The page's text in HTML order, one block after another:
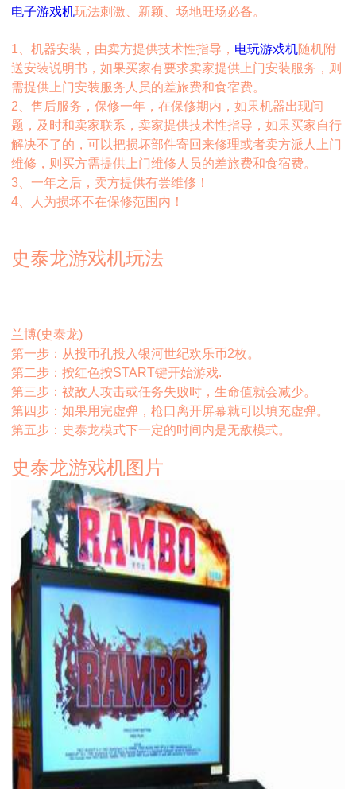
电子游戏机玩法刺激、新颖、场地旺场必备。
1 、机器安装，由卖方提供技术性指导， 电玩游戏机随机附
送安装说明书，如果买家有要求卖家提供上门安装服务，则
需提供上门安装服务人员的差旅费和食宿费。
2 、售后服务，保修一年，在保修期内，如果机器出现问
题，及时和卖家联系，卖家提供技术性指导，如果买家自行
解决不了的，可以把损坏部件寄回来修理或者卖方派人上门
维修，则买方需提供上门维修人员的差旅费和食宿费。
3 、一年之后，卖方提供有尝维修！
4 、人为损坏不在保修范围内！
史泰龙游戏机玩法
兰博(史泰龙)
第一步：从投币孔投入银河世纪欢乐币2枚。
第二步：按红色按START键开始游戏.
第三步：被敌人攻击或任务失败时，生命值就会减少。
第四步：如果用完虚弹，枪口离开屏幕就可以填充虚弹。
第五步：史泰龙模式下一定的时间内是无敌模式。
史泰龙游戏机图片